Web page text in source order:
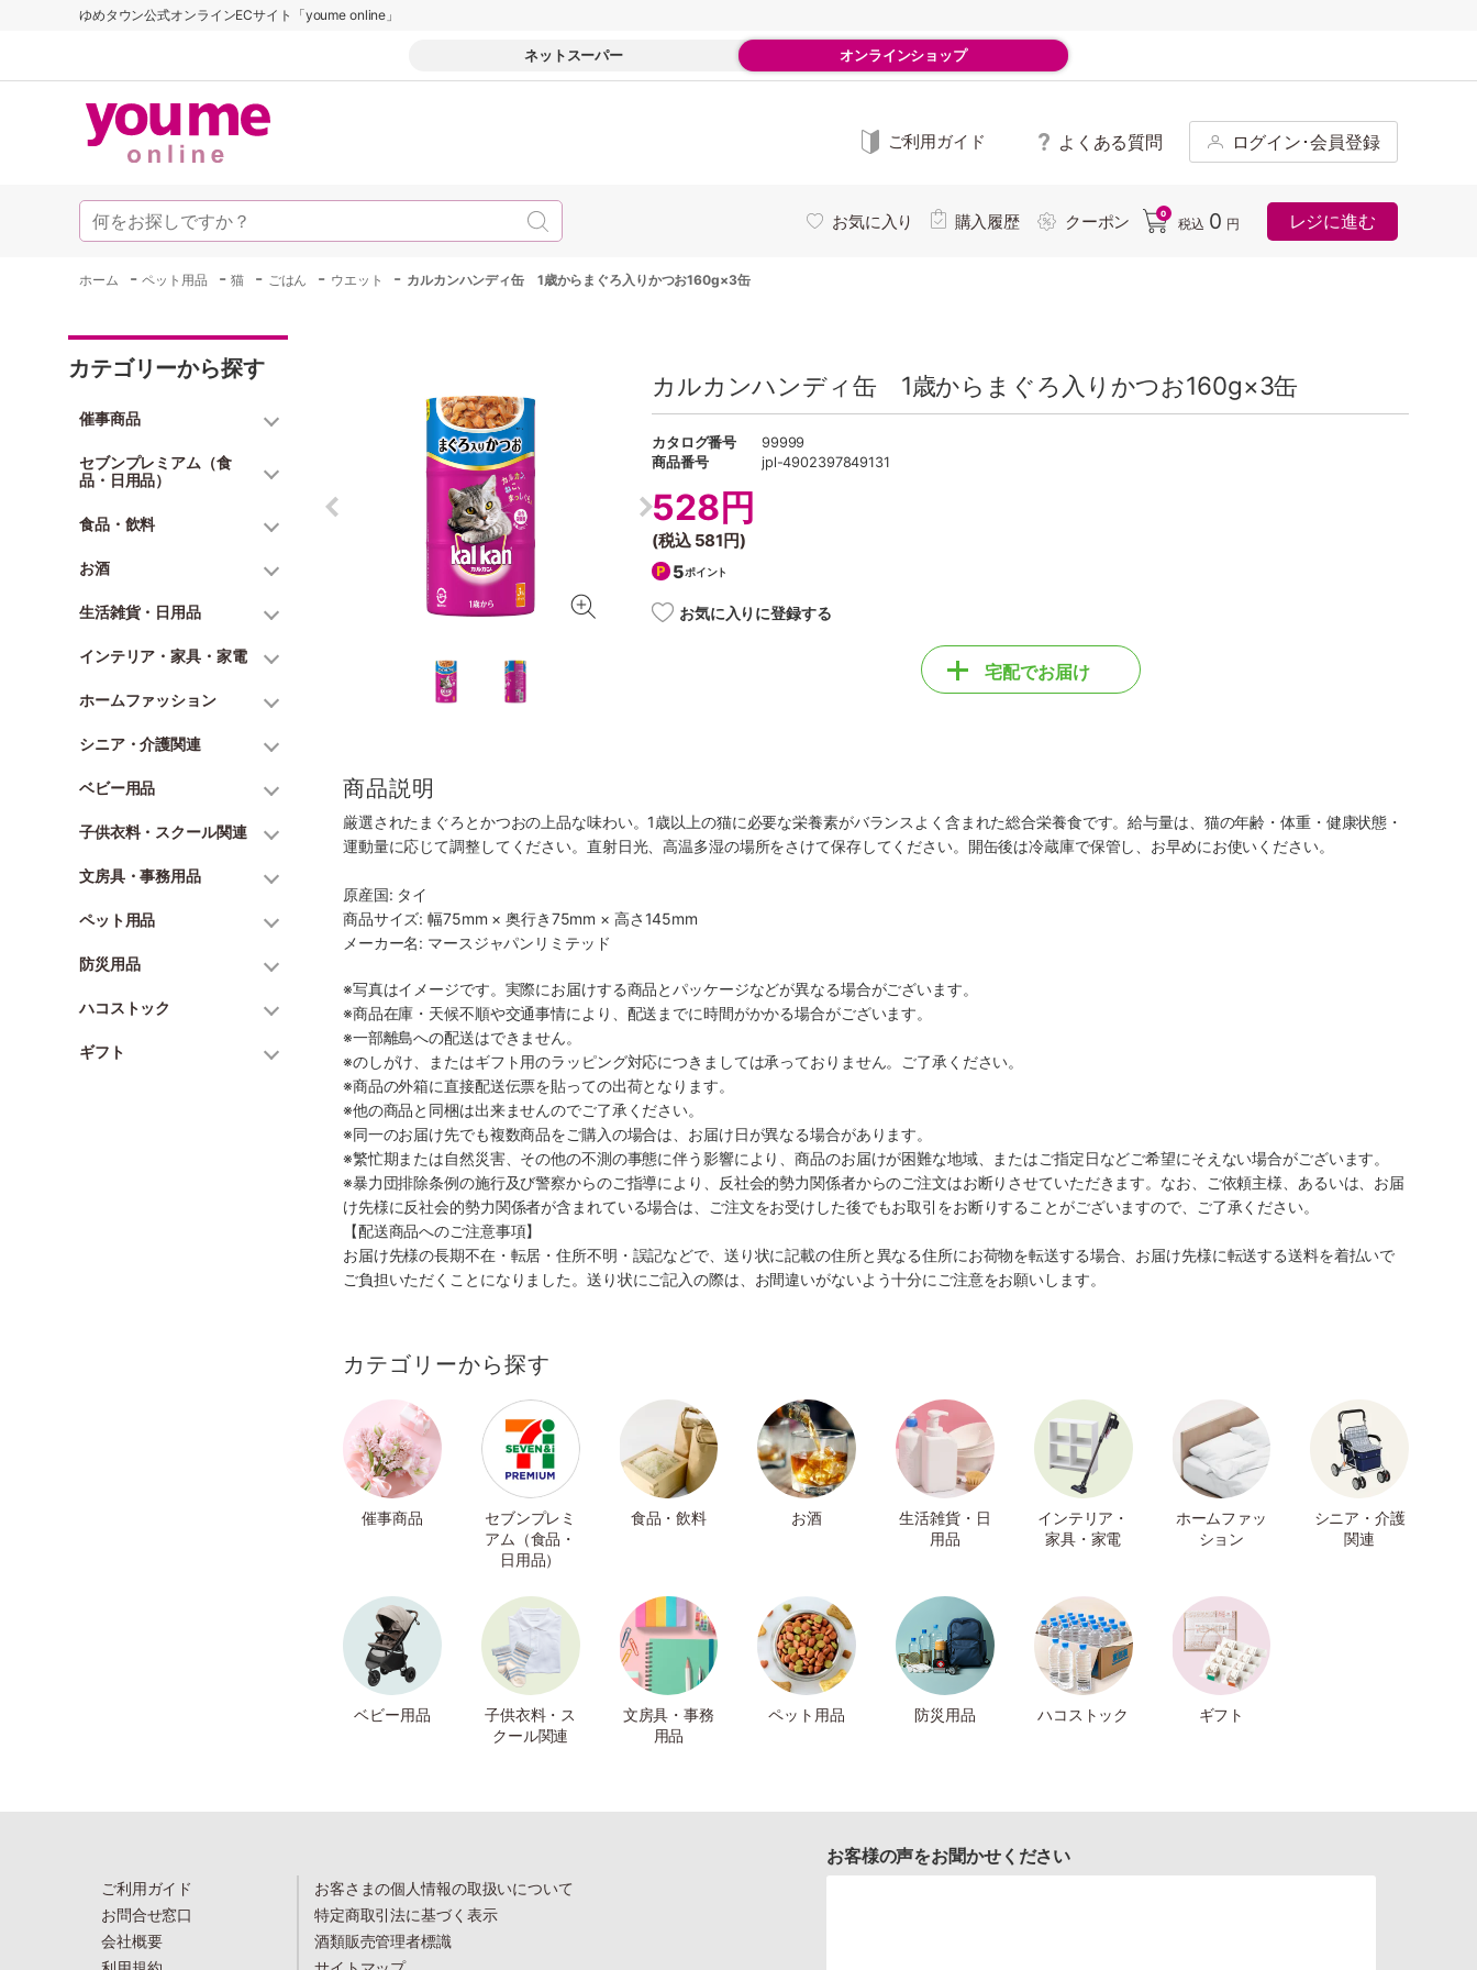
ゆめタウン公式オンラインECサイト「youme online」
ネットスーパー オンラインショップ
ご利用ガイド よくある質問 ログイン･会員登録
お気に入り 購入履歴 クーポン 0
税込 0 円 レジに進む
ホーム -ペット用品 -猫 - ごはん - ウエット - カルカンハンディ缶 1歳からまぐろ入りかつお160g×3缶
カテゴリーから探す
催事商品
セブンプレミアム（食
品・日用品）
食品・飲料
お酒
生活雑貨・日用品
インテリア・家具・家電
ホームファッション
シニア・介護関連
ベビー用品
子供衣料・スクール関連
文房具・事務用品
ペット用品
防災用品
ハコストック
ギフト
カルカンハンディ缶 1歳からまぐろ入りかつお160g×3缶
カタログ番号
99999
商品番号
jpl-4902397849131
528円
(税込 581円)
5ポイント
お気に入りに登録する
宅配でお届け
商品説明
厳選されたまぐろとかつおの上品な味わい。1歳以上の猫に必要な栄養素がバランスよく含まれた総合栄養食です。給与量は、猫の年齢・体重・健康状態・
運動量に応じて調整してください。直射日光、高温多湿の場所をさけて保存してください。開缶後は冷蔵庫で保管し、お早めにお使いください。
原産国: タイ
商品サイズ: 幅75mm × 奥行き75mm × 高さ145mm
メーカー名: マースジャパンリミテッド
※写真はイメージです。実際にお届けする商品とパッケージなどが異なる場合がございます。
※商品在庫・天候不順や交通事情により、配送までに時間がかかる場合がございます。
※一部離島への配送はできません。
※のしがけ、またはギフト用のラッピング対応につきましては承っておりません。ご了承ください。
※商品の外箱に直接配送伝票を貼っての出荷となります。
※他の商品と同梱は出来ませんのでご了承ください。
※同一のお届け先でも複数商品をご購入の場合は、お届け日が異なる場合があります。
※繁忙期または自然災害、その他の不測の事態に伴う影響により、商品のお届けが困難な地域、またはご指定日などご希望にそえない場合がございます。
※暴力団排除条例の施行及び警察からのご指導により、反社会的勢力関係者からのご注文はお断りさせていただきます。なお、ご依頼主様、あるいは、お届
け先様に反社会的勢力関係者が含まれている場合は、ご注文をお受けした後でもお取引をお断りすることがございますので、ご了承ください。
【配送商品へのご注意事項】
お届け先様の長期不在・転居・住所不明・誤記などで、送り状に記載の住所と異なる住所にお荷物を転送する場合、お届け先様に転送する送料を着払いで
ご負担いただくことになりました。送り状にご記入の際は、お間違いがないよう十分にご注意をお願いします。
カテゴリーから探す
催事商品
セブンプレミ
アム（食品・
日用品）
食品・飲料 お酒
生活雑貨・日
用品
インテリア・
家具・家電
ホームファッ
ション
シニア・介護
関連
ベビー用品
子供衣料・ス
クール関連
文房具・事務
用品
ペット用品 防災用品 ハコストック ギフト
ご利用ガイド
お問合せ窓口
会社概要
お客さまの個人情報の取扱いについて
特定商取引法に基づく表示
酒類販売管理者標識
お客様の声をお聞かせください